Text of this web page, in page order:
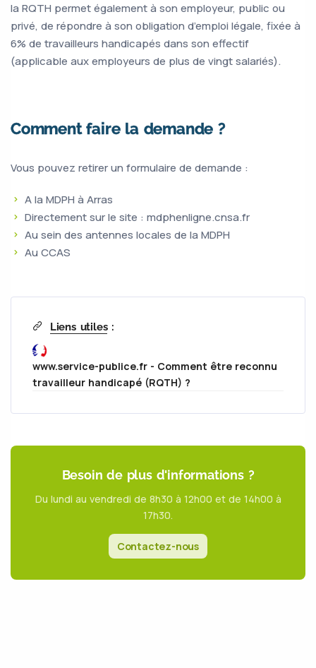
la RQTH permet également à son employeur, public ou
privé, de répondre à son obligation d’emploi légale, fixée à
6% de travailleurs handicapés dans son effectif
(applicable aux employeurs de plus de vingt salariés).
Comment faire la demande ?
Vous pouvez retirer un formulaire de demande :
A la MDPH à Arras
Directement sur le site : mdphenligne.cnsa.fr
Au sein des antennes locales de la MDPH
Au CCAS
Liens utiles:
www.service-publice.fr - Comment être reconnu
travailleur handicapé (RQTH) ?
Besoin de plus d'informations ?
Du lundi au vendredi de 8h30 à 12h00 et de 14h00 à
17h30.
Contactez-nous